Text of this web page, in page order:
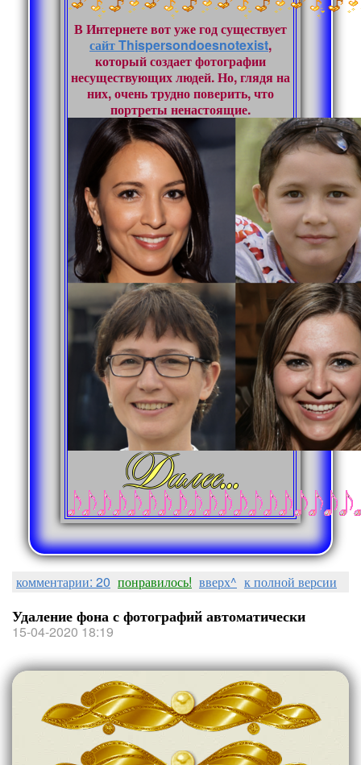
В Интернете вот уже год существует
сайт Thispersondoesnotexist,
который создает фотографии
несуществующих людей. Но, глядя на
них, очень трудно поверить, что
портреты ненастоящие.
комментарии: 20 понравилось! вверх^ к полной версии
Удаление фона с фотографий автоматически
15-04-2020 18:19